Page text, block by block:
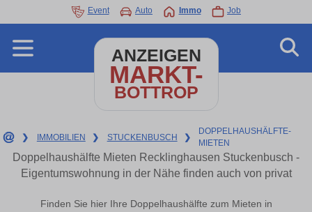
Event Auto Immo Job
ANZEIGEN
MARKT-
BOTTROP
❯ IMMOBILIEN ❯ STUCKENBUSCH ❯
DOPPELHAUSHÄLFTE-
MIETEN
Doppelhaushälfte Mieten Recklinghausen Stuckenbusch -
Eigentumswohnung in der Nähe finden auch von privat
Finden Sie hier Ihre Doppelhaushälfte zum Mieten in